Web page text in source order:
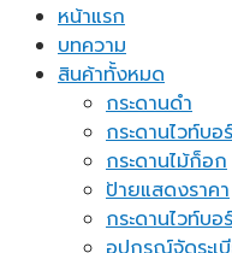
หน้าแรก
บทความ
สินค้าทั้งหมด
กระดานดำ
กระดานไวท์บอ
กระดานไม้ก็อก
ป้ายแสดงราคา
กระดานไวท์บ